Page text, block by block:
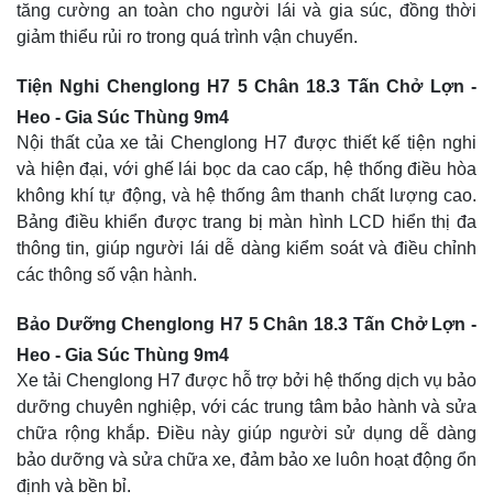
tăng cường an toàn cho người lái và gia súc, đồng thời
giảm thiểu rủi ro trong quá trình vận chuyển.
Tiện Nghi Chenglong H7 5 Chân 18.3 Tấn Chở Lợn -
Heo - Gia Súc Thùng 9m4
Nội thất của xe tải Chenglong H7 được thiết kế tiện nghi
và hiện đại, với ghế lái bọc da cao cấp, hệ thống điều hòa
không khí tự động, và hệ thống âm thanh chất lượng cao.
Bảng điều khiển được trang bị màn hình LCD hiển thị đa
thông tin, giúp người lái dễ dàng kiểm soát và điều chỉnh
các thông số vận hành.
Bảo Dưỡng Chenglong H7 5 Chân 18.3 Tấn Chở Lợn -
Heo - Gia Súc Thùng 9m4
Xe tải Chenglong H7 được hỗ trợ bởi hệ thống dịch vụ bảo
dưỡng chuyên nghiệp, với các trung tâm bảo hành và sửa
chữa rộng khắp. Điều này giúp người sử dụng dễ dàng
bảo dưỡng và sửa chữa xe, đảm bảo xe luôn hoạt động ổn
định và bền bỉ.